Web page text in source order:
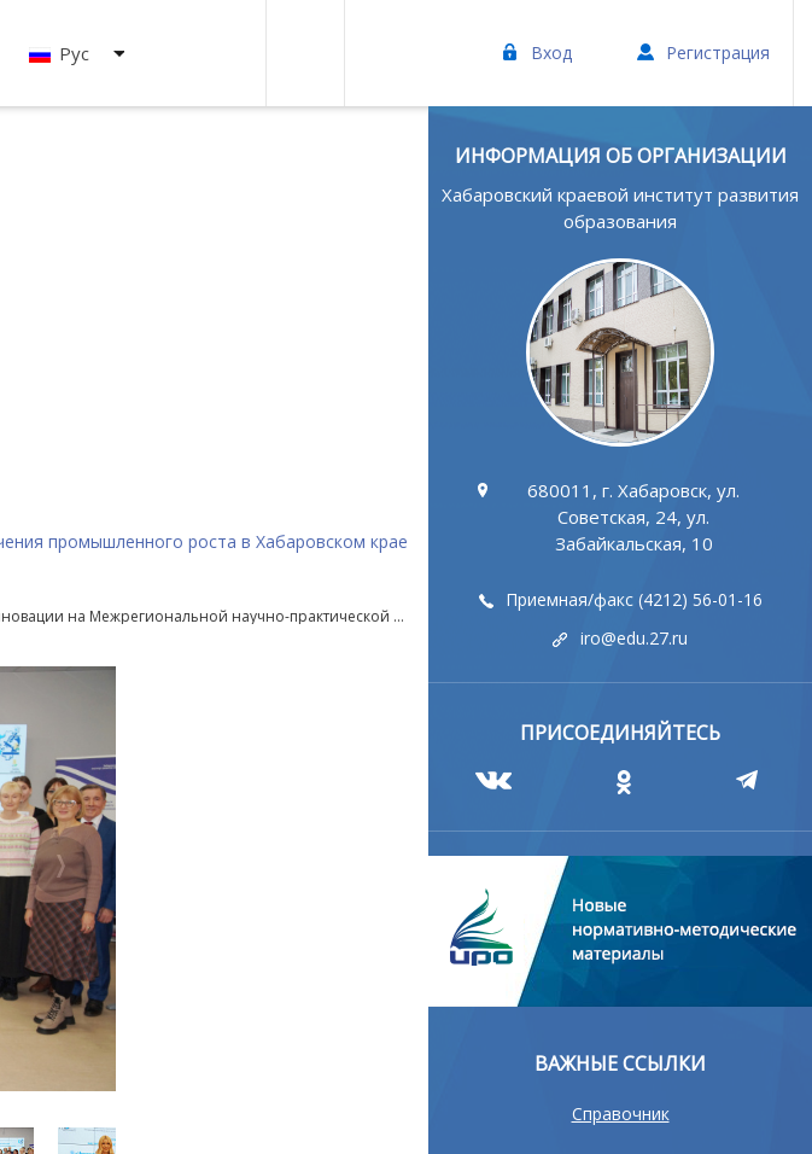
Рус Вход Регистрация
ИНФОРМАЦИЯ ОБ ОРГАНИЗАЦИИ
Хабаровский краевой институт развития
образования
680011, г. Хабаровск, ул.
Советская, 24, ул.
Забайкальская, 10
Приемная/факс (4212) 56-01-16
iro@edu.27.ru
ПРИСОЕДИНЯЙТЕСЬ
ВАЖНЫЕ ССЫЛКИ
Справочник
промышленного роста в Хабаровском крае
Педагоги-новаторы представили инновации на Межрегиональной научно-практической конференции